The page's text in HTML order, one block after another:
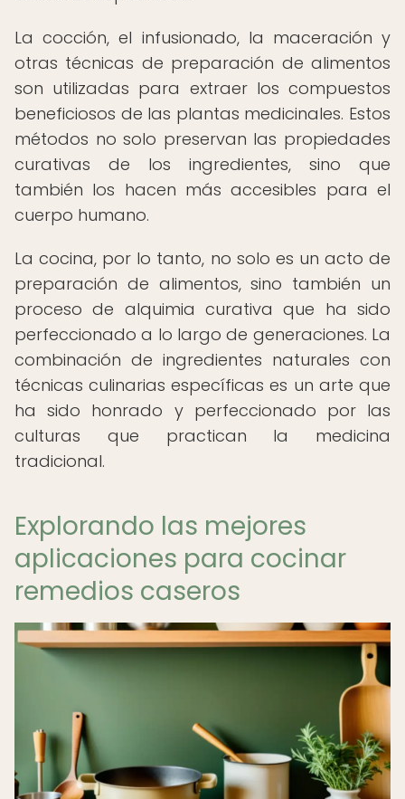
La cocción, el infusionado, la maceración y
otras técnicas de preparación de alimentos
son utilizadas para extraer los compuestos
beneficiosos de las plantas medicinales. Estos
métodos no solo preservan las propiedades
curativas de los ingredientes, sino que
también los hacen más accesibles para el
cuerpo humano.
La cocina, por lo tanto, no solo es un acto de
preparación de alimentos, sino también un
proceso de alquimia curativa que ha sido
perfeccionado a lo largo de generaciones. La
combinación de ingredientes naturales con
técnicas culinarias específicas es un arte que
ha sido honrado y perfeccionado por las
culturas que practican la medicina
tradicional.
Explorando las mejores
aplicaciones para cocinar
remedios caseros